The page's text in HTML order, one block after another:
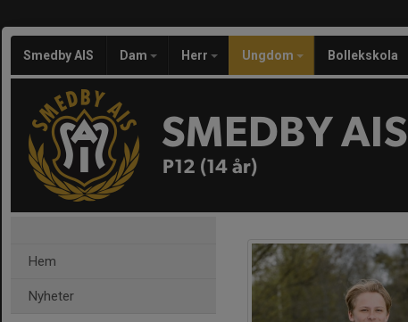
Smedby AIS Dam Herr Ungdom Bollekskola
SMEDBY AIS
P12 (14 år)
Hem
Nyheter